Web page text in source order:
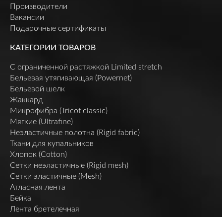
Производители
Вакансии
Подарочные сертификаты
КАТЕГОРИИ ТОВАРОВ
C ограниченной растяжкой Limited stretch
Бельевая утягивающая (Powernet)
Бельевой шелк
Жаккард
Микрофибра (Tricot classic)
Мягкие (Ultrafine)
Неэластичные полотна (Rigid fabric)
Ткани для купальников
Хлопок (Cotton)
Сетки неэластичные (Rigid mesh)
Сетки эластичные (Mesh)
Атласная лента
Бейка
Лента бретелечная